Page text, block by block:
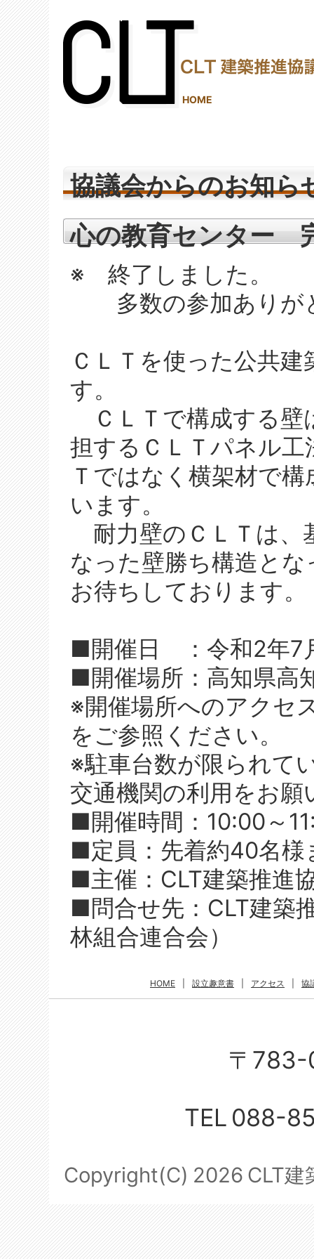
HOME
協議会からのお知ら
心の教育センター
※ 終了しました。
多数の参加ありが
ＣＬＴを使った公共
す。
ＣＬＴで構成する壁
担するＣＬＴパネル
Ｔではなく横架材で
います。
耐力壁のＣＬＴは、
なった壁勝ち構造と
お待ちしております。
■開催日 ：令和2年7
■開催場所：高知県高
※開催場所へのアクセ
をご参照ください。
※駐車台数が限られて
交通機関の利用をお願
■開催時間：10:00～
■定員：先着約40名様
■主催：CLT建築推進
■問合せ先：CLT建築
林組合連合会）
HOME 設立趣意書 アクセス 協
〒
TEL 088-
Copyright(C) 2026 CLT建